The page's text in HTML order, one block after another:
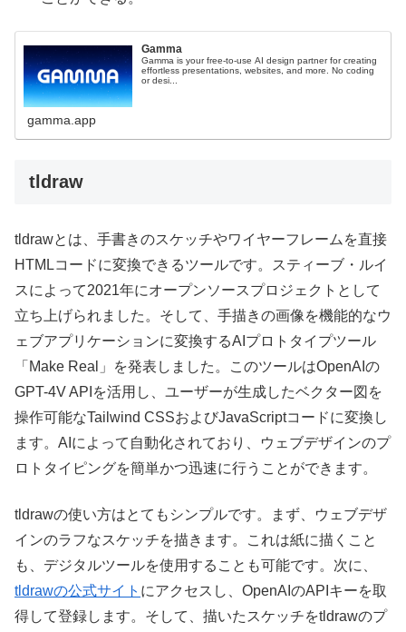
Gamma
Gamma is your free-to-use AI design partner for creating
effortless presentations, websites, and more. No coding
or desi...
gamma.app
tldraw
tldrawとは、手書きのスケッチやワイヤーフレームを直接
HTMLコードに変換できるツールです。スティーブ・ルイ
スによって2021年にオープンソースプロジェクトとして
立ち上げられました。そして、手描きの画像を機能的なウ
ェブアプリケーションに変換するAIプロトタイプツール
「Make Real」を発表しました。このツールはOpenAIの
GPT-4V APIを活用し、ユーザーが生成したベクター図を
操作可能なTailwind CSSおよびJavaScriptコードに変換し
ます。AIによって自動化されており、ウェブデザインのプ
ロトタイピングを簡単かつ迅速に行うことができます。
tldrawの使い方はとてもシンプルです。まず、ウェブデザ
インのラフなスケッチを描きます。これは紙に描くこと
も、デジタルツールを使用することも可能です。次に、
tldrawの公式サイト にアクセスし、OpenAIのAPIキーを取
得して登録します。そして、描いたスケッチをtldrawのプ